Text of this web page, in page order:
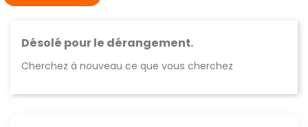
Désolé pour le dérangement.
Cherchez à nouveau ce que vous cherchez